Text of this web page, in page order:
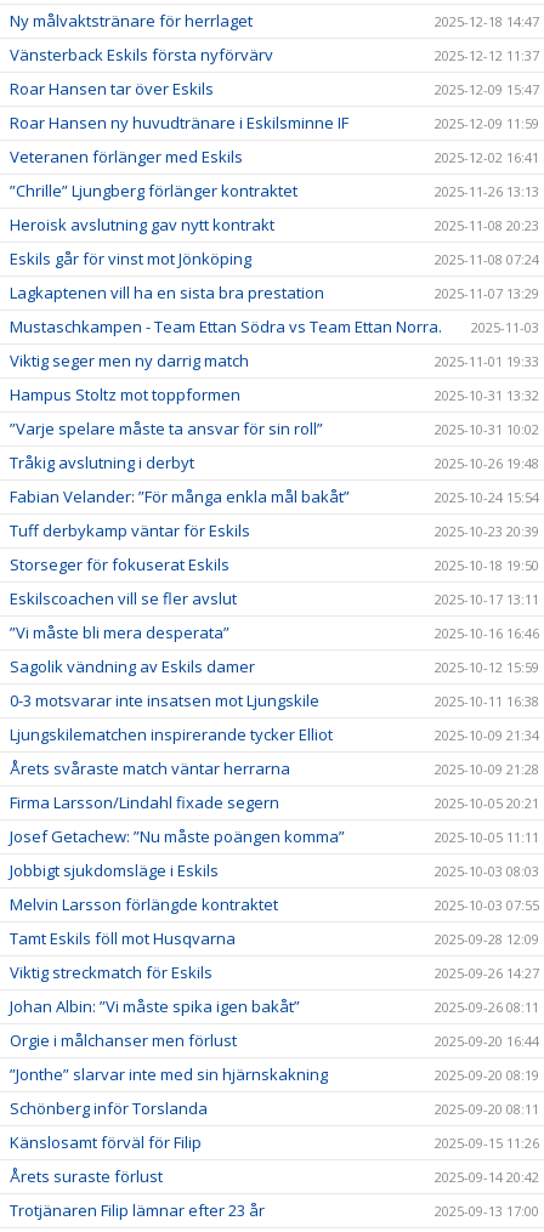
Ny målvaktstränare för herrlaget 2025-12-18 14:47
Vänsterback Eskils första nyförvärv 2025-12-12 11:37
Roar Hansen tar över Eskils 2025-12-09 15:47
Roar Hansen ny huvudtränare i Eskilsminne IF 2025-12-09 11:59
Veteranen förlänger med Eskils 2025-12-02 16:41
”Chrille” Ljungberg förlänger kontraktet 2025-11-26 13:13
Heroisk avslutning gav nytt kontrakt 2025-11-08 20:23
Eskils går för vinst mot Jönköping 2025-11-08 07:24
Lagkaptenen vill ha en sista bra prestation 2025-11-07 13:29
Mustaschkampen - Team Ettan Södra vs Team Ettan Norra. 2025-11-03
Viktig seger men ny darrig match 2025-11-01 19:33
Hampus Stoltz mot toppformen 2025-10-31 13:32
”Varje spelare måste ta ansvar för sin roll” 2025-10-31 10:02
Tråkig avslutning i derbyt 2025-10-26 19:48
Fabian Velander: ”För många enkla mål bakåt” 2025-10-24 15:54
Tuff derbykamp väntar för Eskils 2025-10-23 20:39
Storseger för fokuserat Eskils 2025-10-18 19:50
Eskilscoachen vill se fler avslut 2025-10-17 13:11
”Vi måste bli mera desperata” 2025-10-16 16:46
Sagolik vändning av Eskils damer 2025-10-12 15:59
0-3 motsvarar inte insatsen mot Ljungskile 2025-10-11 16:38
Ljungskilematchen inspirerande tycker Elliot 2025-10-09 21:34
Årets svåraste match väntar herrarna 2025-10-09 21:28
Firma Larsson/Lindahl fixade segern 2025-10-05 20:21
Josef Getachew: ”Nu måste poängen komma” 2025-10-05 11:11
Jobbigt sjukdomsläge i Eskils 2025-10-03 08:03
Melvin Larsson förlängde kontraktet 2025-10-03 07:55
Tamt Eskils föll mot Husqvarna 2025-09-28 12:09
Viktig streckmatch för Eskils 2025-09-26 14:27
Johan Albin: ”Vi måste spika igen bakåt” 2025-09-26 08:11
Orgie i målchanser men förlust 2025-09-20 16:44
”Jonthe” slarvar inte med sin hjärnskakning 2025-09-20 08:19
Schönberg inför Torslanda 2025-09-20 08:11
Känslosamt förväl för Filip 2025-09-15 11:26
Årets suraste förlust 2025-09-14 20:42
Trotjänaren Filip lämnar efter 23 år 2025-09-13 17:00